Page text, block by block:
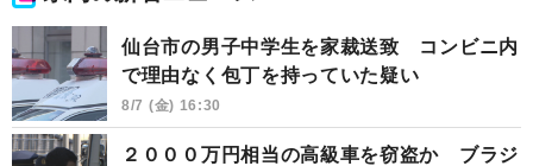
仙台市の男子中学生を家裁送致 コンビニ内
で理由なく包丁を持っていた疑い
8/7 (金) 16:30
２０００万円相当の高級車を窃盗か ブラジ